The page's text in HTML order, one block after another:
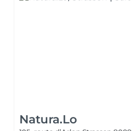
Natura.Lo